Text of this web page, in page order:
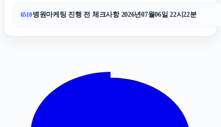
광교피부과
수원이혼전문변호사
6510병원마케팅 진행 전 체크사항 2026년07월06일 22시22분